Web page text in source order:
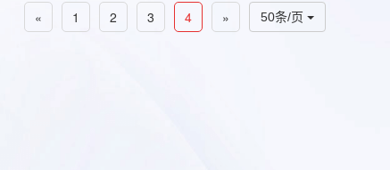
50条/页
« 1 2 3 4 »